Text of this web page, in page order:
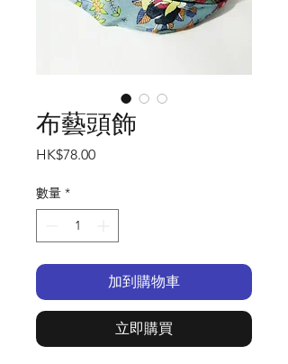
布藝頭飾
HK$78.00價
數量 *
加到購物車
立即購買